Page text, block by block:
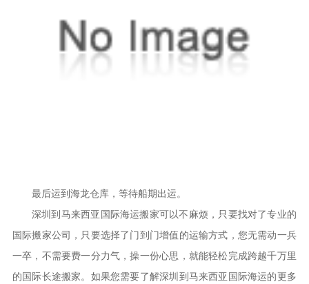
最后运到海龙仓库，等待船期出运。
深圳到马来西亚国际海运搬家可以不麻烦，只要找对了专业的
国际搬家公司，只要选择了门到门增值的运输方式，您无需动一兵
一卒，不需要费一分力气，操一份心思，就能轻松完成跨越千万里
的国际长途搬家。如果您需要了解深圳到马来西亚国际海运的更多